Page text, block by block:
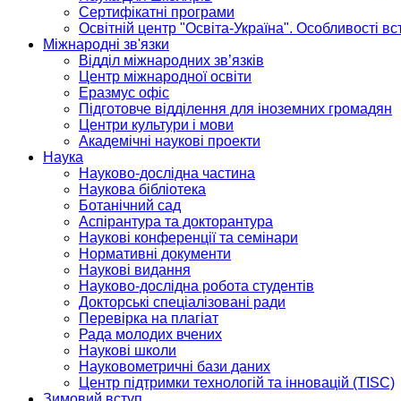
Сертифікатні програми
Освітній центр "Освіта-Україна". Особливості
Міжнародні зв'язки
Відділ міжнародних зв’язків
Центр міжнародної освіти
Еразмус офіс
Підготовче відділення для іноземних громадян
Центри культури і мови
Академічні наукові проекти
Наука
Науково-дослідна частина
Наукова бібліотека
Ботанічний сад
Аспірантура та докторантура
Наукові конференції та семінари
Нормативні документи
Наукові видання
Науково-дослідна робота студентів
Докторські спеціалізовані ради
Перевірка на плагіат
Рада молодих вчених
Наукові школи
Науковометричні бази даних
Центр підтримки технологій та інновацій (TISC)